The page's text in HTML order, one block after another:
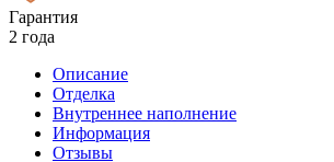
Гарантия
2 года
Описание
Отделка
Внутреннее наполнение
Информация
Отзывы